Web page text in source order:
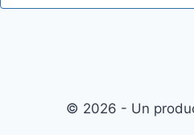
© 2026 - Un